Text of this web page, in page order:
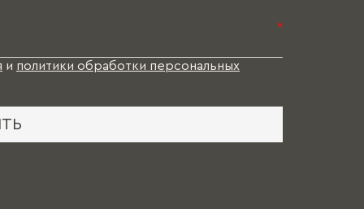
*
и политики обработки персональных